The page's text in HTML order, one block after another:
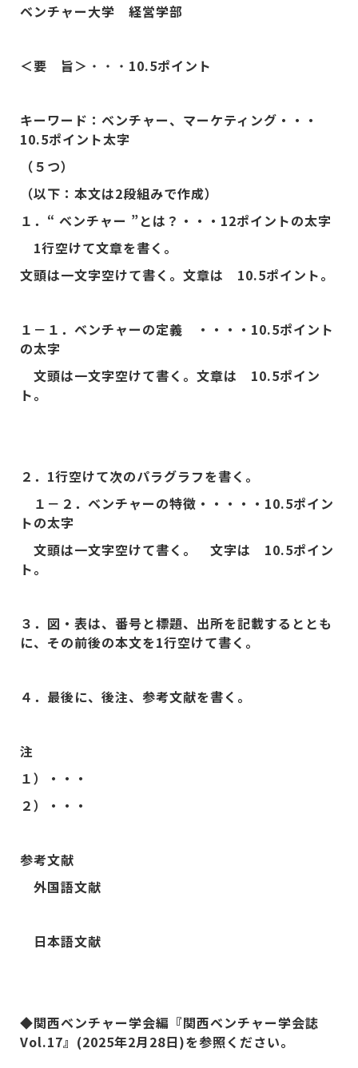
ベンチャー大学 経営学部
＜要 旨＞ ・・・ 10.5ポイント
キーワード：ベンチャー、マーケティング・・・
10.5ポイント太字
（５つ）
（以下：本文は2段組みで作成）
１．“ ベンチャー ”とは？・・・ 12ポイントの太字
1行空けて文章を書く。
文頭は一文字空けて書く。文章は 10.5ポイント。
１－１．ベンチャーの定義 ・・・・ 10.5ポイント
の太字
文頭は一文字空けて書く。文章は 10.5ポイン
ト。
２． 1行空けて次のパラグラフを書く。
１－２．ベンチャーの特徴・・・・・ 10.5ポイン
トの太字
文頭は一文字空けて書く。 文字は 10.5ポイン
ト。
３．図・表は、番号と標題、出所を記載するととも
に、その前後の本文を1行空けて書く。
４．最後に、後注、参考文献を書く。
注
１）・・・
２）・・・
参考文献
外国語文献
日本語文献
◆関西ベンチャー学会編『関西ベンチャー学会誌
Vol.17』 (2025年2月28日)を参照ください。